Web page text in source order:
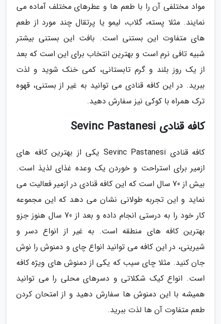
مواد مختلفی آن را با طعم ها و عطرهای مختلف آماده می
نمایند. مثلا پسته، گلاب، لیمو یا پرتقال چند مورد از طعم
های متفاوت این بستنی است. بافت این بستنی بیشتر
شبیه تافی نرم است و بهترین انتخاب برای این است که بعد
از یک روز بلند و گرم تابستانی، کمی خنک شوید و لذت
ببرید. در این کافه قنادی می توانید به غیر از بستنی، قهوه
ترک همراه با کوکی نیز سفارش دهید.
کافه قنادی Sevinc Pastanesi
کافه قنادی Sevinc Pastanesi یکی از بهترین کافه های
ازمیر برای استراحت و خوردن یک وعده غذای لذیذ است.
بیش از 70 سال است که این کافه قنادی در ازمیر فعالیت می
نماید و این تجربه طولانی نشان می دهد که این مجموعه
کار خود را به درستی انجام داده و بعد از 70 سال هنوز جزو
بهترین کافه های منطقه است. به غیر از انواع دسر و
شیرینی، در این کافه می توانید انواع چای و دمنوش را نوش
جان کنید. مثلا چای سیب که یکی از دمنوش های ویژه کافه
است. انواع کیک شکلاتی و دسرهای محلی را می توانید
همیشه با این دمنوش ها سفارش دهید و از امتحان کردن
طعم متفاوت آن ها لذت ببرید.